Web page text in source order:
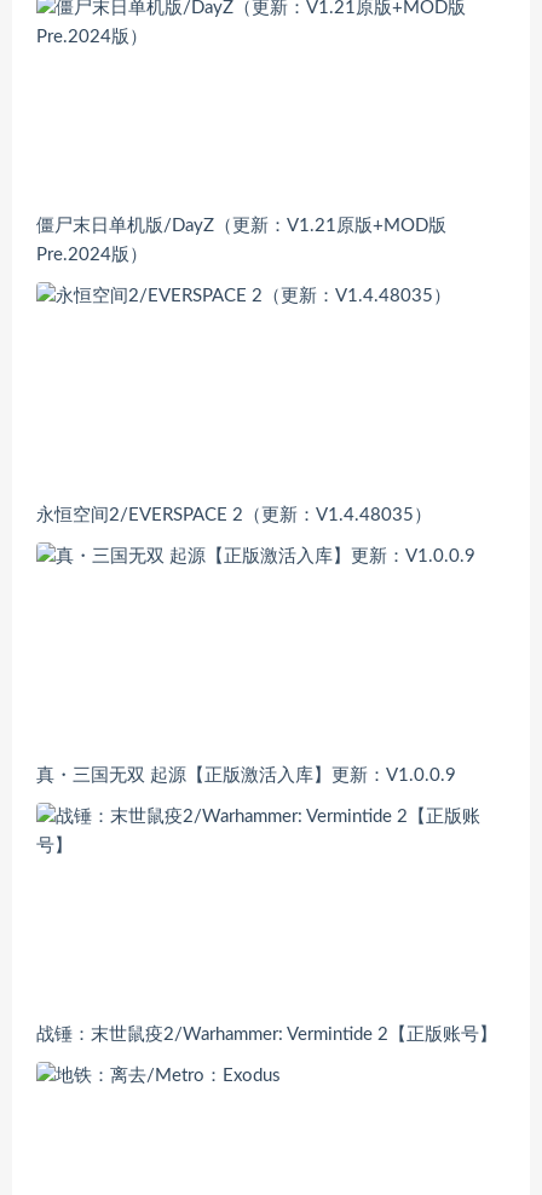
僵尸末日单机版/DayZ（更新：V1.21原版+MOD版
Pre.2024版）
永恒空间2/EVERSPACE 2（更新：V1.4.48035）
真・三国无双 起源【正版激活入库】更新：V1.0.0.9
战锤：末世鼠疫2/Warhammer: Vermintide 2【正版账号】